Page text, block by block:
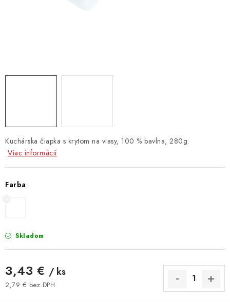
Kuchárska čiapka s krytom na vlasy, 100 % bavlna, 280g.
Viac informácií
Farba
Skladom
3,43 € / ks
2,79 € bez DPH